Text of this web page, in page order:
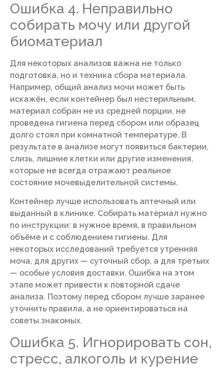
Ошибка 4. Неправильно
собирать мочу или другой
биоматериал
Для некоторых анализов важна не только
подготовка, но и техника сбора материала.
Например, общий анализ мочи может быть
искажён, если контейнер был нестерильным,
материал собран не из средней порции, не
проведена гигиена перед сбором или образец
долго стоял при комнатной температуре. В
результате в анализе могут появиться бактерии,
слизь, лишние клетки или другие изменения,
которые не всегда отражают реальное
состояние мочевыделительной системы.
Контейнер лучше использовать аптечный или
выданный в клинике. Собирать материал нужно
по инструкции: в нужное время, в правильном
объёме и с соблюдением гигиены. Для
некоторых исследований требуется утренняя
моча, для других — суточный сбор, а для третьих
— особые условия доставки. Ошибка на этом
этапе может привести к повторной сдаче
анализа. Поэтому перед сбором лучше заранее
уточнить правила, а не ориентироваться на
советы знакомых.
Ошибка 5. Игнорировать сон,
стресс, алкоголь и курение